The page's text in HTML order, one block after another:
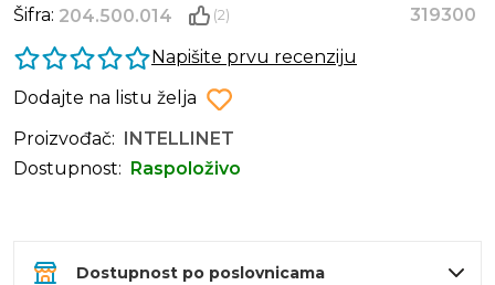
Šifra: 204.500.014 (2)
319300
Napišite prvu recenziju
Dodajte na listu želja
Proizvođač:
INTELLINET
Dostupnost:
Raspoloživo
Dostupnost po poslovnicama